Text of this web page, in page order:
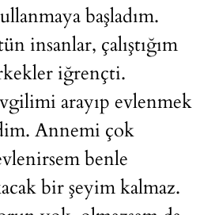
başladım.
insanlar, çalıştığım
iğrençti.
arayıp evlenmek
Annemi çok
benle
bir şeyim kalmaz.